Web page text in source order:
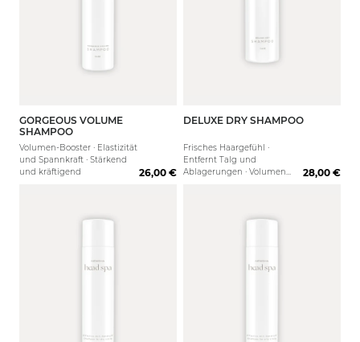
250 ml 1000 ml
GORGEOUS VOLUME
SHAMPOO
Volumen-Booster · Elastizität
und Spannkraft · Stärkend
und kräftigend
26,00 €
75 ml 200 ml
DELUXE DRY SHAMPOO
Frisches Haargefühl ·
Entfernt Talg und
Ablagerungen · Volumen
28,00 €